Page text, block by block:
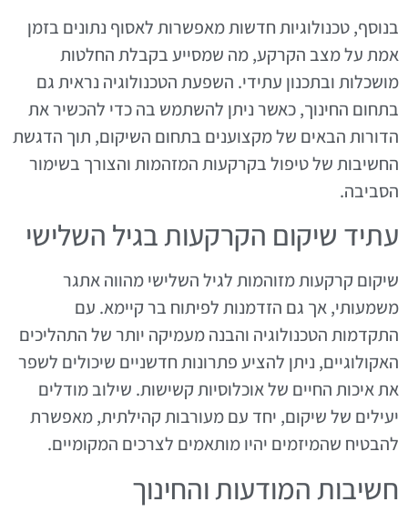
בנוסף, טכנולוגיות חדשות מאפשרות לאסוף נתונים בזמן
אמת על מצב הקרקע, מה שמסייע בקבלת החלטות
מושכלות ובתכנון עתידי. השפעת הטכנולוגיה נראית גם
בתחום החינוך, כאשר ניתן להשתמש בה כדי להכשיר את
הדורות הבאים של מקצוענים בתחום השיקום, תוך הדגשת
החשיבות של טיפול בקרקעות המזהמות והצורך בשימור
הסביבה.
עתיד שיקום הקרקעות בגיל השלישי
שיקום קרקעות מזוהמות לגיל השלישי מהווה אתגר
משמעותי, אך גם הזדמנות לפיתוח בר קיימא. עם
התקדמות הטכנולוגיה והבנה מעמיקה יותר של התהליכים
האקולוגיים, ניתן להציע פתרונות חדשניים שיכולים לשפר
את איכות החיים של אוכלוסיות קשישות. שילוב מודלים
יעילים של שיקום, יחד עם מעורבות קהילתית, מאפשרת
להבטיח שהמיזמים יהיו מותאמים לצרכים המקומיים.
חשיבות המודעות והחינוך